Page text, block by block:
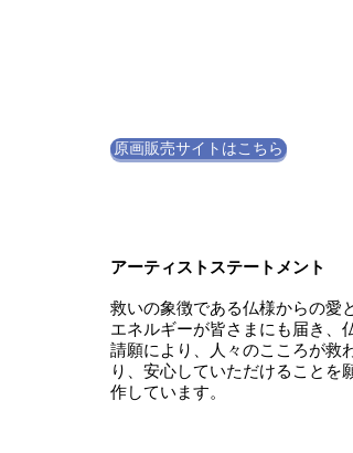
原画販売サイトはこちら
アーティストステートメント
救いの象徴である仏様からの愛
エネルギーが皆さまにも届き、
請願により、人々のこころが救
り、安心していただけることを
作しています。